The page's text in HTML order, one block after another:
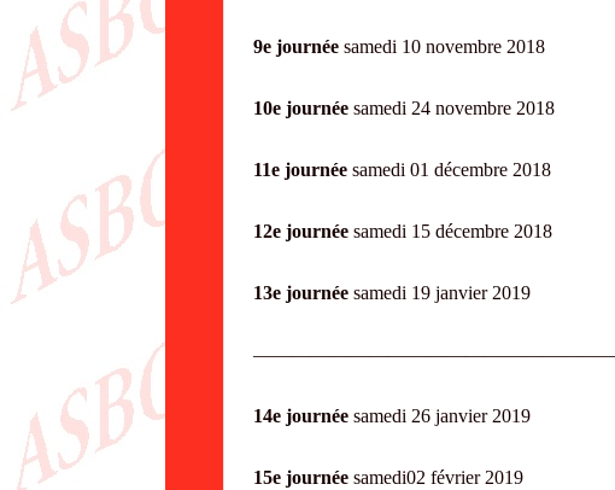
9e journée samedi 10 novembre
10e journée samedi 24 novembre
11e journée samedi 01 décembre
12e journée samedi 15 décembre
13e journée samedi 19 janvier 2019
14e journée samedi 26 janvier 2019
15e journée samedi02 février 2019